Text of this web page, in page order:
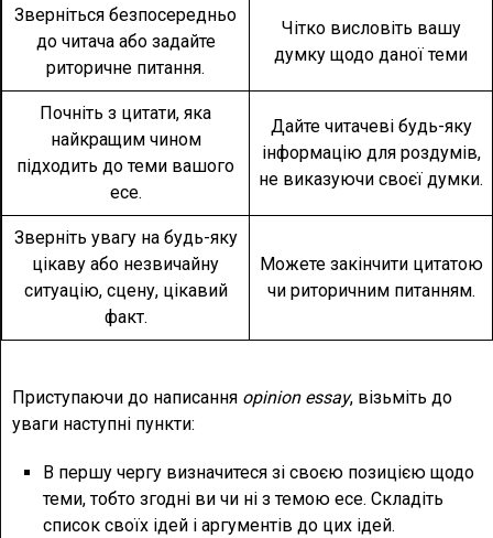
Зверніться безпосередньо
до читача або задайте
риторичне питання.
Чітко висловіть вашу
думку щодо даної теми
Почніть з цитати, яка
найкращим чином
підходить до теми вашого
есе.
Дайте читачеві будь-яку
інформацію для роздумів,
не виказуючи своєї думки.
Зверніть увагу на будь-яку
цікаву або незвичайну
ситуацію, сцену, цікавий
факт.
Можете закінчити цитатою
чи риторичним питанням.
Приступаючи до написання opinion essay, візьміть до
уваги наступні пункти:
В першу чергу визначитеся зі своєю позицією щодо
теми, тобто згодні ви чи ні з темою есе. Складіть
список своїх ідей і аргументів до цих ідей.